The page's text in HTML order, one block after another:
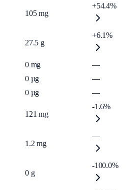
105 mg
+54.4%
27.5 g
+6.1%
0 mg
—
0 µg
—
0 µg —
121 mg
-1.6%
1.2 mg
—
0 g
-100.0%